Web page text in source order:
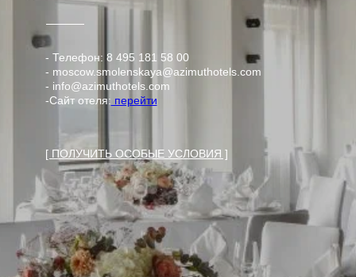
- Телефон: 8 495 181 58 00
- moscow.smolenskaya@azimuthotels.com
- info@azimuthotels.com
-Сайт отеля: перейти
[ ПОЛУЧИТЬ ОСОБЫЕ УСЛОВИЯ ]